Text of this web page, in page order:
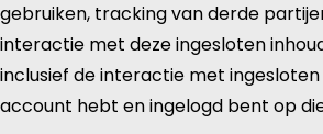
gebruiken, tracking van derde
interactie met deze ingesloten
inclusief de interactie met ingesloten
account hebt en ingelogd bent op